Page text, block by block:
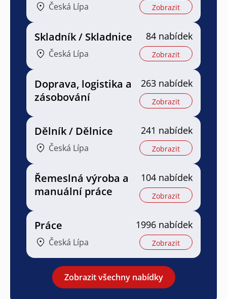
Česká Lípa Zobrazit
Skladník / Skladnice
Česká Lípa
84 nabídek
Zobrazit
Doprava, logistika a
zásobování
263 nabídek
Zobrazit
Dělník / Dělnice
Česká Lípa
241 nabídek
Zobrazit
Řemeslná výroba a
manuální práce
104 nabídek
Zobrazit
Práce
Česká Lípa
1996 nabídek
Zobrazit
Zobrazit všechny nabídky